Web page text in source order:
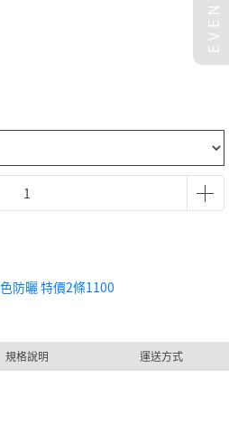
防曬 特價2條1100
規格說明 運送方式
EVENT